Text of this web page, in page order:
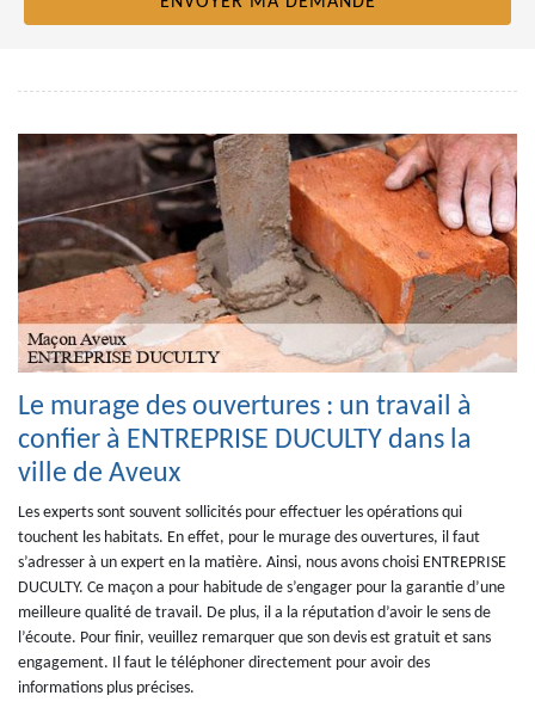
Le murage des ouvertures : un travail à
confier à ENTREPRISE DUCULTY dans la
ville de Aveux
Les experts sont souvent sollicités pour effectuer les opérations qui
touchent les habitats. En effet, pour le murage des ouvertures, il faut
s’adresser à un expert en la matière. Ainsi, nous avons choisi ENTREPRISE
DUCULTY. Ce maçon a pour habitude de s’engager pour la garantie d’une
meilleure qualité de travail. De plus, il a la réputation d’avoir le sens de
l’écoute. Pour finir, veuillez remarquer que son devis est gratuit et sans
engagement. Il faut le téléphoner directement pour avoir des
informations plus précises.